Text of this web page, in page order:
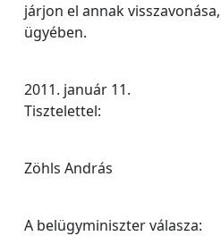
járjon el annak
ügyében.
2011. január 11.
Tisztelettel:
Zöhls András
A belügyminiszter válasza: